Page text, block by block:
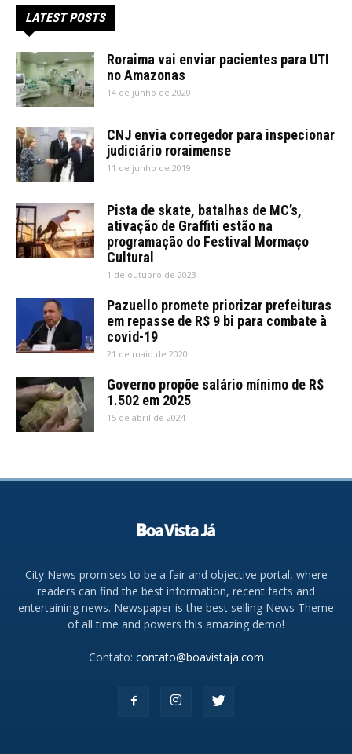
LATEST POSTS
Roraima vai enviar pacientes para UTI
no Amazonas
14 de junho de 2020
CNJ envia corregedor para inspecionar
judiciário roraimense
11 de junho de 2019
Pista de skate, batalhas de MC’s,
ativação de Graffiti estão na
programação do Festival Mormaço
Cultural
1 de outubro de 2023
Pazuello promete priorizar prefeituras
em repasse de R$ 9 bi para combate à
covid-19
21 de maio de 2020
Governo propõe salário mínimo de R$
1.502 em 2025
15 de abril de 2024
City News promises to be a fair and objective portal, where
readers can find the best information, recent facts and
entertaining news. Newspaper is the best selling News Theme
of all time and powers this amazing demo!
Contato: contato@boavistaja.com